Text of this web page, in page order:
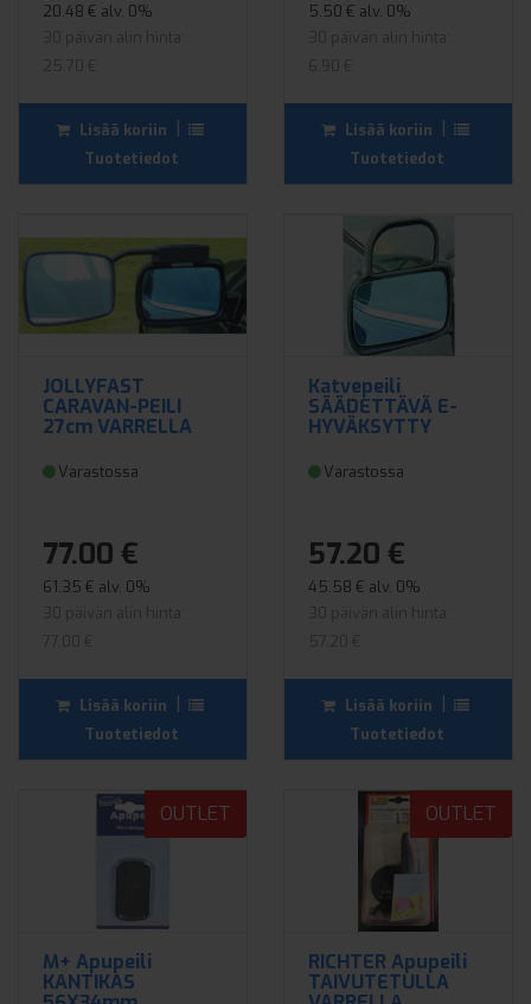
20.48 € alv. 0%
30 päivän alin hinta:
25.70 €
Lisää koriin
Tuotetiedot
5.50 € alv. 0%
30 päivän alin hinta:
6.90 €
Lisää koriin
Tuotetiedot
JOLLYFAST
CARAVAN-PEILI
27cm VARRELLA
Varastossa
77.00 €
61.35 € alv. 0%
30 päivän alin hinta:
77.00 €
Lisää koriin
Tuotetiedot
Katvepeili
SÄÄDETTÄVÄ E-
HYVÄKSYTTY
Varastossa
57.20 €
45.58 € alv. 0%
30 päivän alin hinta:
57.20 €
Lisää koriin
Tuotetiedot
OUTLET
M+ Apupeili
KANTIKAS
OUTLET
RICHTER Apupeili
TAIVUTETULLA